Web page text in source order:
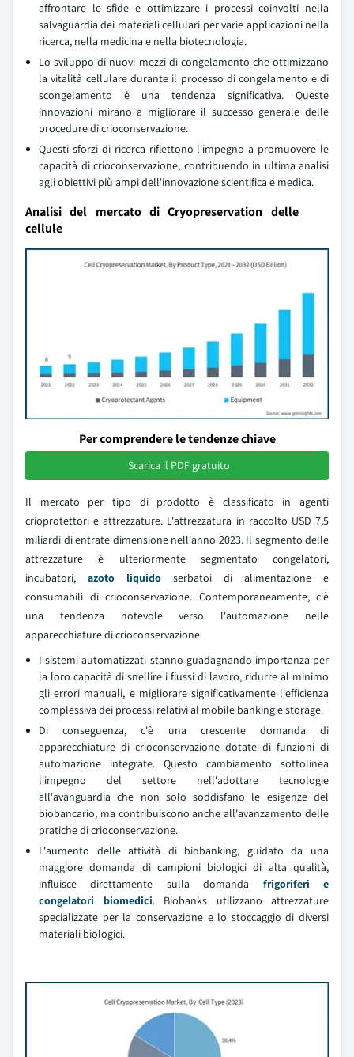
affrontare le sfide e ottimizzare i processi coinvolti nella
salvaguardia dei materiali cellulari per varie applicazioni nella
ricerca, nella medicina e nella biotecnologia.
Lo sviluppo di nuovi mezzi di congelamento che ottimizzano
la vitalità cellulare durante il processo di congelamento e di
scongelamento è una tendenza significativa. Queste
innovazioni mirano a migliorare il successo generale delle
procedure di crioconservazione.
Questi sforzi di ricerca riflettono l'impegno a promuovere le
capacità di crioconservazione, contribuendo in ultima analisi
agli obiettivi più ampi dell'innovazione scientifica e medica.
Analisi del mercato di Cryopreservation delle
cellule
Per comprendere le tendenze chiave
Scarica il PDF gratuito
Il mercato per tipo di prodotto è classificato in agenti
crioprotettori e attrezzature. L'attrezzatura in raccolto USD 7,5
miliardi di entrate dimensione nell'anno 2023. Il segmento delle
attrezzature è ulteriormente segmentato congelatori,
incubatori, azoto liquido serbatoi di alimentazione e
consumabili di crioconservazione. Contemporaneamente, c'è
una tendenza notevole verso l'automazione nelle
apparecchiature di crioconservazione.
I sistemi automatizzati stanno guadagnando importanza per
la loro capacità di snellire i flussi di lavoro, ridurre al minimo
gli errori manuali, e migliorare significativamente l'efficienza
complessiva dei processi relativi al mobile banking e storage.
Di conseguenza, c'è una crescente domanda di
apparecchiature di crioconservazione dotate di funzioni di
automazione integrate. Questo cambiamento sottolinea
l'impegno del settore nell'adottare tecnologie
all'avanguardia che non solo soddisfano le esigenze del
biobancario, ma contribuiscono anche all'avanzamento delle
pratiche di crioconservazione.
L'aumento delle attività di biobanking, guidato da una
maggiore domanda di campioni biologici di alta qualità,
influisce direttamente sulla domanda frigoriferi e
congelatori biomedici. Biobanks utilizzano attrezzature
specializzate per la conservazione e lo stoccaggio di diversi
materiali biologici.